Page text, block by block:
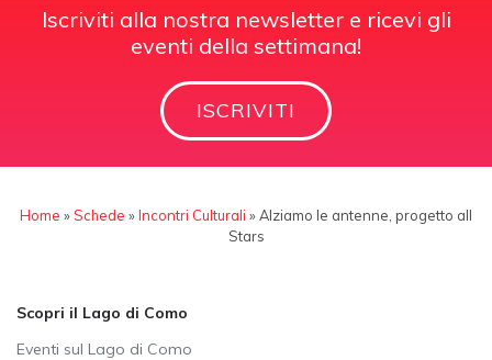
Iscriviti alla nostra newsletter e ricevi gli
eventi della settimana!
ISCRIVITI
Home »Schede »Incontri Culturali »Alziamo le antenne, progetto all
Stars
Scopri il Lago di Como
Eventi sul Lago di Como